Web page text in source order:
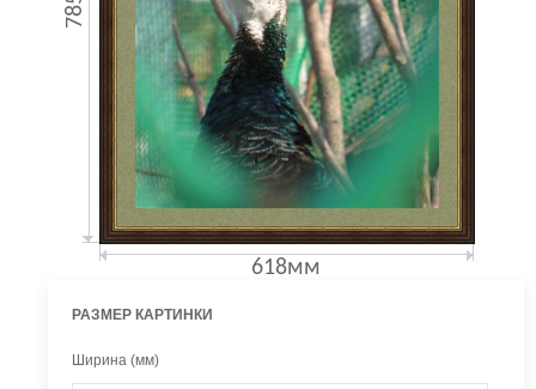
618мм
РАЗМЕР КАРТИНКИ
Ширина (мм)